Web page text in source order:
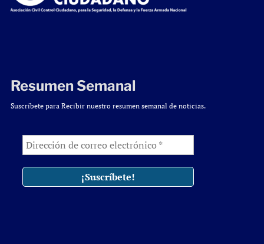
Resumen Semanal
Suscríbete para Recibir nuestro resumen semanal de noticias.